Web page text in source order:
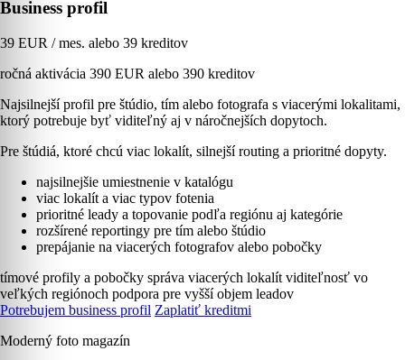
Business profil
39 EUR / mes. alebo 39 kreditov
ročná aktivácia 390 EUR alebo 390 kreditov
Najsilnejší profil pre štúdio, tím alebo fotografa s viacerými lokalitami,
ktorý potrebuje byť viditeľný aj v náročnejších dopytoch.
Pre štúdiá, ktoré chcú viac lokalít, silnejší routing a prioritné dopyty.
najsilnejšie umiestnenie v katalógu
viac lokalít a viac typov fotenia
prioritné leady a topovanie podľa regiónu aj kategórie
rozšírené reportingy pre tím alebo štúdio
prepájanie na viacerých fotografov alebo pobočky
tímové profily a pobočky správa viacerých lokalít viditeľnosť vo
veľkých regiónoch podpora pre vyšší objem leadov
Potrebujem business profil Zaplatiť kreditmi
Moderný foto magazín